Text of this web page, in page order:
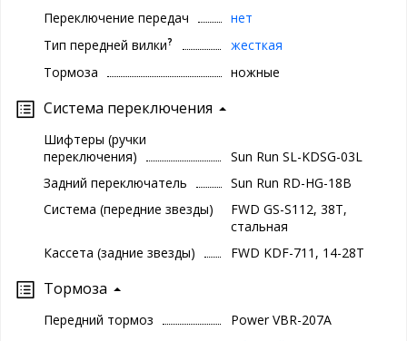
Переключение передач
нет
Тип передней вилки?
жесткая
Тормоза
ножные
Система переключения
Шифтеры (ручки
переключения)
Sun Run SL-KDSG-03L
Задний переключатель
Sun Run RD-HG-18B
Система (передние звезды)
FWD GS-S112, 38T,
стальная
Кассета (задние звезды)
FWD KDF-711, 14-28T
Тормоза
Передний тормоз
Power VBR-207A